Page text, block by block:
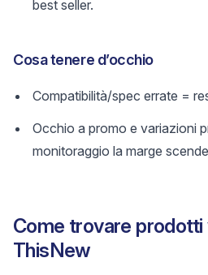
best seller.
Cosa tenere d’occhio
Compatibilità/spec errate =
Occhio a promo e variazioni
monitoraggio la marge
Come trovare prodotti
ThisNew